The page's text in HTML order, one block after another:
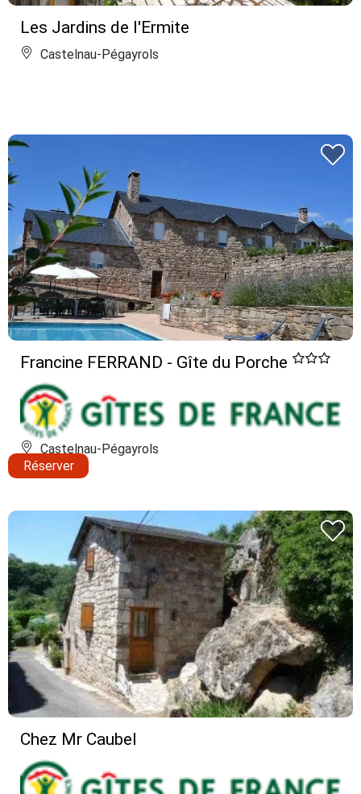
Les Jardins de l'Ermite
Castelnau-Pégayrols
Francine FERRAND - Gîte du Porche
Castelnau-Pégayrols
Réserver
Chez Mr Caubel